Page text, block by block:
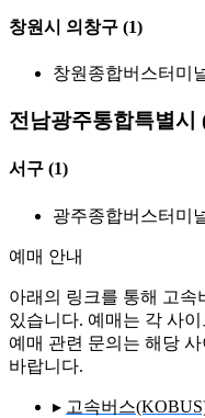
창원시 의창구 (1)
창원종합버스터미
전남광주통합특별시
서구 (1)
광주종합버스터미
예매 안내
아래의 링크를 통해 고속
있습니다. 예매는 각 사
예매 관련 문의는 해당
바랍니다.
▸ 고속버스